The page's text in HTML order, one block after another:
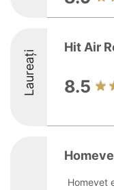
Laureați
Hit Air
8.5
Homevet